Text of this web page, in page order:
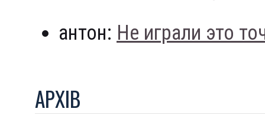
антон: Не играли это
АРХIВ